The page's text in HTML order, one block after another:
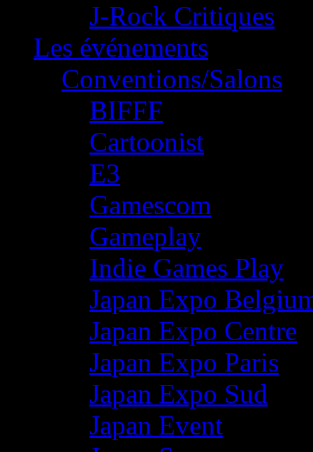
J-Rock Critiques
Les événements
Conventions/Salons
BIFFF
Cartoonist
E3
Gamescom
Gameplay
Indie Games Play
Japan Expo
Japan Expo Centre
Japan Expo Paris
Japan Expo Sud
Japan Event